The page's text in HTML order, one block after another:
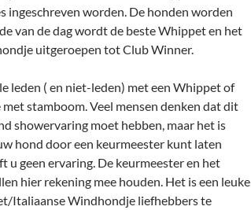
ingeschreven worden. De honden worden
van de dag wordt de beste Whippet en het
uitgeroepen tot Club Winner.
leden ( en niet-leden) met een Whippet of
stamboom. Veel mensen denken dat dit
showervaring moet hebben, maar het is
hond door een keurmeester kunt laten
u geen ervaring. De keurmeester en het
hier rekening mee houden. Het is een leuke
Italiaanse Windhondje liefhebbers te